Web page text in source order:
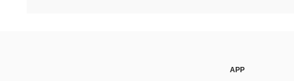
APP